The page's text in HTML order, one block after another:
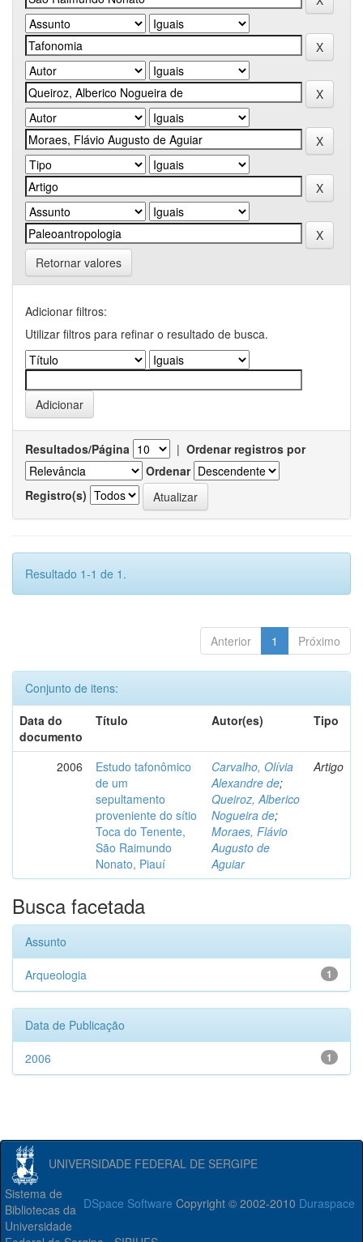
Retornar valores
Adicionar filtros:
Utilizar filtros para refinar o resultado de busca.
Resultados/Página | Ordenar registros por
Ordenar
Registro(s)
Resultado 1-1 de 1.
Anterior 1 Próximo
Conjunto de itens:
Data do
documento
Título Autor(es) Tipo
2006
Estudo tafonômico
de um
sepultamento
proveniente do sítio
Toca do Tenente,
São Raimundo
Nonato, Piauí
Carvalho, Olívia
Alexandre de;
Queiroz, Alberico
Nogueira de;
Moraes, Flávio
Augusto de
Aguiar
Artigo
Busca facetada
Assunto
1
Arqueologia
Data de Publicação
1
2006
UNIVERSIDADE FEDERAL DE SERGIPE
DSpace Software Copyright © 2002-2010 Duraspace
Sistema de
Bibliotecas da
Universidade